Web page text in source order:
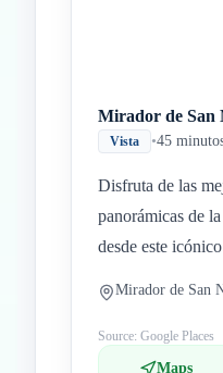
Mirador de San
Vista •45
Disfruta de las
panorámicas de
desde este
Mirador de San
Source: Google Places
Maps